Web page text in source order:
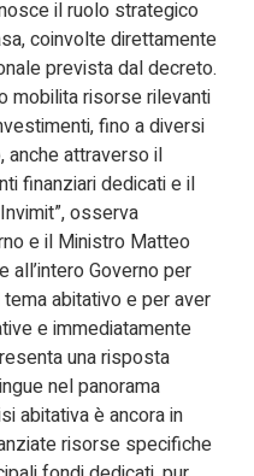
il ruolo strategico
coinvolte direttamente
prevista dal decreto.
mobilita risorse rilevanti
fino a diversi
anche attraverso il
finanziari dedicati e il
osserva
e il Ministro Matteo
all’intero Governo per
abitativo e per aver
e immediatamente
una risposta
nel panorama
abitativa è ancora in
risorse specifiche